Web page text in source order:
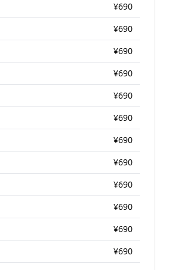
¥690
¥690
¥690
¥690
¥690
¥690
¥690
¥690
¥690
¥690
¥690
¥690